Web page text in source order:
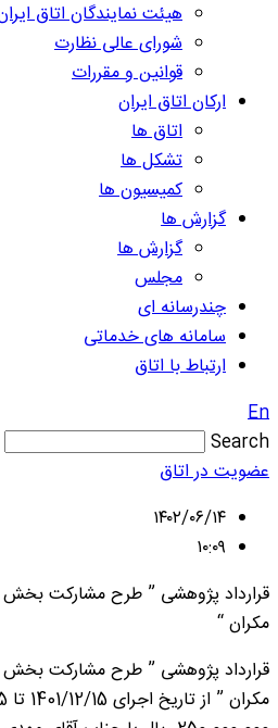
هیئت نمایندگان اتاق
شورای عالی نظارت
قوانین و مقررات
ارکان اتاق ایران
اتاق ها
تشکل ها
کمیسیون ها
گزارش ها
گزارش ها
مجلس
چندرسانه ای
سامانه های خدماتی
ارتباط با اتاق
En
Search
عضویت در اتاق
۱۴۰۲/۰۶/۱۴
۱۰:۰۹
قرارداد پژوهشی ” طرح مشارکت
مکران “
قرارداد پژوهشی ” طرح مشارکت